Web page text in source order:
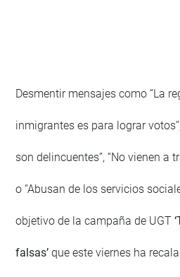
Desmentir mensajes como “La
inmigrantes es para lograr
son delincuentes”, “No vienen a
o “Abusan de los servicios
objetivo de la campaña de UGT
falsas’ que este viernes ha